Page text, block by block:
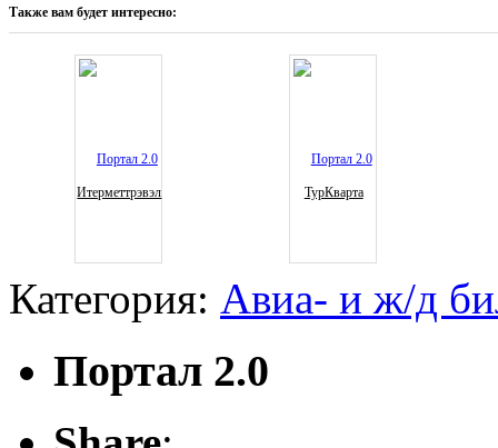
Также вам будет интересно:
Итерметтрэвэл ТурКварта
Категория: Авиа- и ж/д
Портал 2.0